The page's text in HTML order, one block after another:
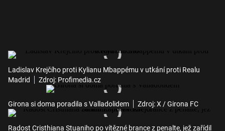
Ladislav Krejčího proti Kylianu Mbappému v utkání proti Realu
Madrid
Zdroj: Profimedia.cz
Girona si doma poradila s Valladolidem Zdroj: X / Girona FC
Radost Cristhiana Stuaniho po vítězné brance z penalte, jež zařídil